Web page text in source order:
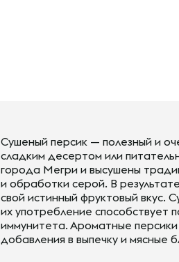
Сушеный персик — полезный и
сладким десертом или
города Мегри и высушены
и обработки серой. В
свой истинный фруктовый вкус.
их употребление способствует
иммунитета. Ароматные
добавления в выпечку и мясные